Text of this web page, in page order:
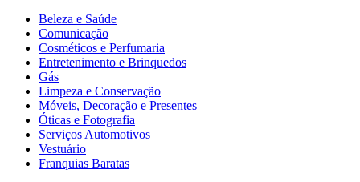
Beleza e Saúde
Comunicação
Cosméticos e Perfumaria
Entretenimento e Brinquedos
Gás
Limpeza e Conservação
Móveis, Decoração e Presentes
Óticas e Fotografia
Serviços Automotivos
Vestuário
Franquias Baratas